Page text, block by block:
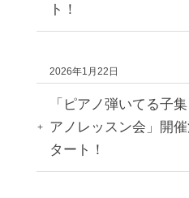
ト！
2026年1月22日
「ピアノ弾いてる子
アノレッスン会」開
タート！